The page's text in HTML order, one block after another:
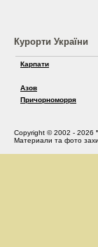
Курорти України
Карпати
Азов
Причорноморря
Copyright © 2002 - 2026
Материали та фото